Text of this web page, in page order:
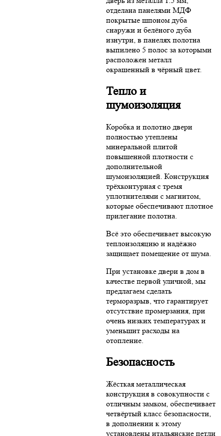
отделана панелями МДФ
покрытые шпоном дуба
снаружи и белёного дуба
изнутри, в панелях полотна
выпилено 5 полос за которыми
расположен металл
окрашенный в чёрный цвет.
Тепло и
шумоизоляция
Коробка и полотно двери
полностью утеплены
минеральной плитой
повышенной плотности с
дополнительной
шумоизоляцией. Конструкция
трёхконтурная с тремя
уплотнителями с магнитом,
которые обеспечивают плотное
прилегание полотна.
Всё это обеспечивает высокую
теплоизоляцию и надёжно
защищает помещение от шума.
При установке двери в дом в
качестве первой уличной, мы
предлагаем сделать
терморазрыв, что гарантирует
отсутствие промерзания, при
очень низких температурах и
уменьшит расходы на
отопление.
Безопасность
Жёсткая металлическая
конструкция в совокупности с
отличным замком, обеспечивает
четвёртый класс безопасности,
в дополнении к этому
установлены итальянские петли